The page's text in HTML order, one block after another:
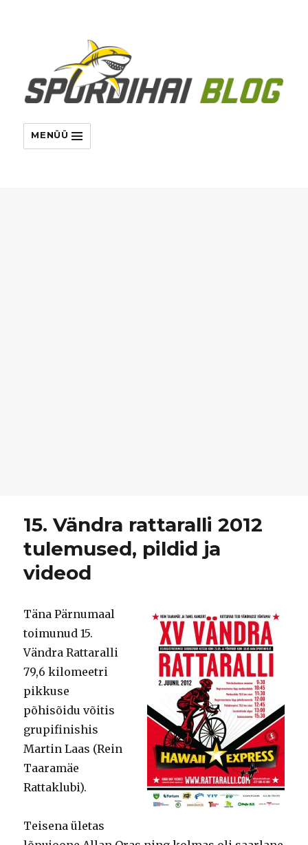
MENÜÜ
15. Vändra rattaralli 2012
tulemused, pildid ja
videod
Täna Pärnumaal
toimunud 15.
Vändra Rattaralli
79,6 kilomeetri
pikkuse
põhisõidu võitis
grupifinishis
Martin Laas (Rein
Taaramäe
Rattaklubi).
Teisena ületas